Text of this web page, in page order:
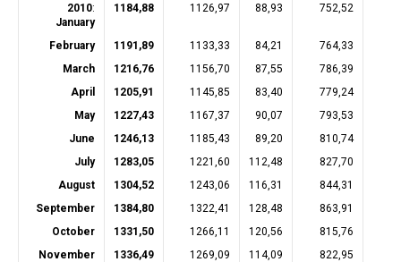
2010:
January
1184,88 1126,97 88,93 752,52
February 1191,89 1133,33 84,21 764,33
March
1216,76 1156,70 87,55 786,39
April
1205,91 1145,85 83,40 779,24
May
1227,43 1167,37 90,07 793,53
June
1246,13 1185,43 89,20 810,74
July
1283,05 1221,60 112,48 827,70
August
1304,52 1243,06 116,31 844,31
September
1384,80 1322,41 128,48 863,91
October
1331,50 1266,11 120,56 815,76
November
1336,49 1269,09 114,09 822,95